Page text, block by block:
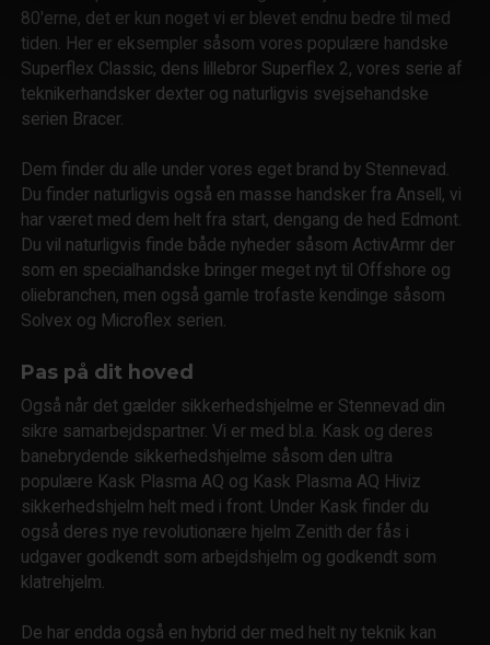
80'erne, det er kun noget vi er blevet endnu bedre til med
tiden. Her er eksempler såsom vores populære handske
Superflex Classic, dens lillebror Superflex 2, vores serie af
teknikerhandsker dexter og naturligvis svejsehandske
serien Bracer.
Dem finder du alle under vores eget brand by Stennevad.
Du finder naturligvis også en masse handsker fra Ansell, vi
har været med dem helt fra start, dengang de hed Edmont.
Du vil naturligvis finde både nyheder såsom ActivArmr der
som en specialhandske bringer meget nyt til Offshore og
oliebranchen, men også gamle trofaste kendinge såsom
Solvex og Microflex serien.
Pas på dit hoved
Også når det gælder sikkerhedshjelme er Stennevad din
sikre samarbejdspartner. Vi er med bl.a. Kask og deres
banebrydende sikkerhedshjelme såsom den ultra
populære Kask Plasma AQ og Kask Plasma AQ Hiviz
sikkerhedshjelm helt med i front. Under Kask finder du
også deres nye revolutionære hjelm Zenith der fås i
udgaver godkendt som arbejdshjelm og godkendt som
klatrehjelm.
De har endda også en hybrid der med helt ny teknik kan